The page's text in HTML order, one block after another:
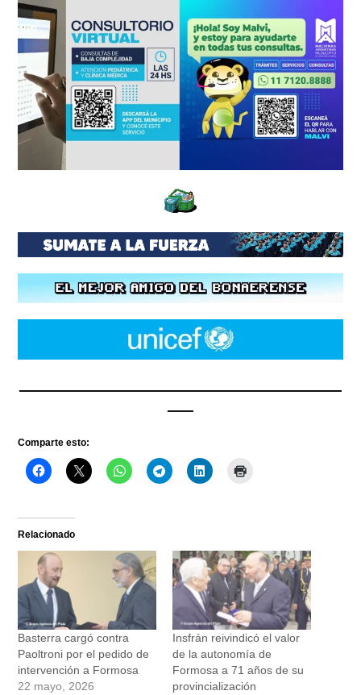
Comparte esto:
Relacionado
Basterra cargó contra
Paoltroni por el pedido de
intervención a Formosa
22 mayo, 2026
Insfrán reivindicó el valor
de la autonomía de
Formosa a 71 años de su
provincialización